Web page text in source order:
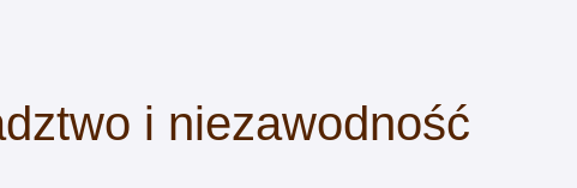
i niezawodność